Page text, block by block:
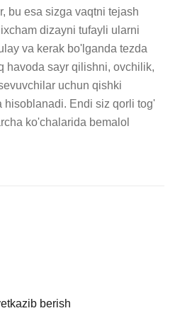
bu esa sizga vaqtni tejash
dizayni tufayli ularni
va kerak bo'lganda tezda
havoda sayr qilishni, ovchilik,
uchun qishki
hisoblanadi. Endi siz qorli tog'
ko'chalarida bemalol
berish